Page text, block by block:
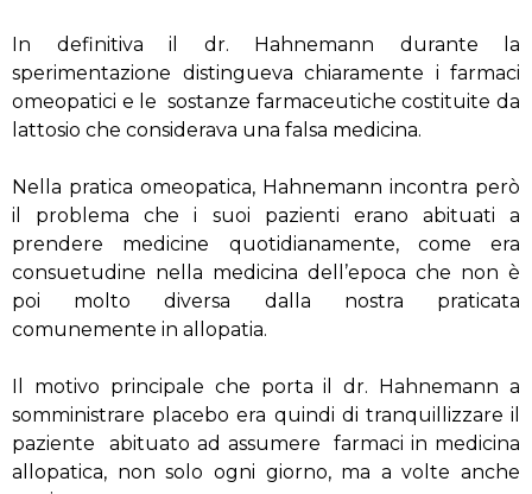
In definitiva il dr. Hahnemann durante la
sperimentazione distingueva chiaramente i farmaci
omeopatici e le sostanze farmaceutiche costituite da
lattosio che considerava una falsa medicina.
Nella pratica omeopatica, Hahnemann incontra però
il problema che i suoi pazienti erano abituati a
prendere medicine quotidianamente, come era
consuetudine nella medicina dell’epoca che non è
poi molto diversa dalla nostra praticata
comunemente in allopatia.
Il motivo principale che porta il dr. Hahnemann a
somministrare placebo era quindi di tranquillizzare il
paziente abituato ad assumere farmaci in medicina
allopatica, non solo ogni giorno, ma a volte anche